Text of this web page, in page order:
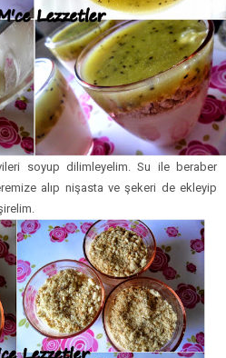
soyup dilimleyelim. Su ile beraber
alıp nişasta ve şekeri de ekleyip